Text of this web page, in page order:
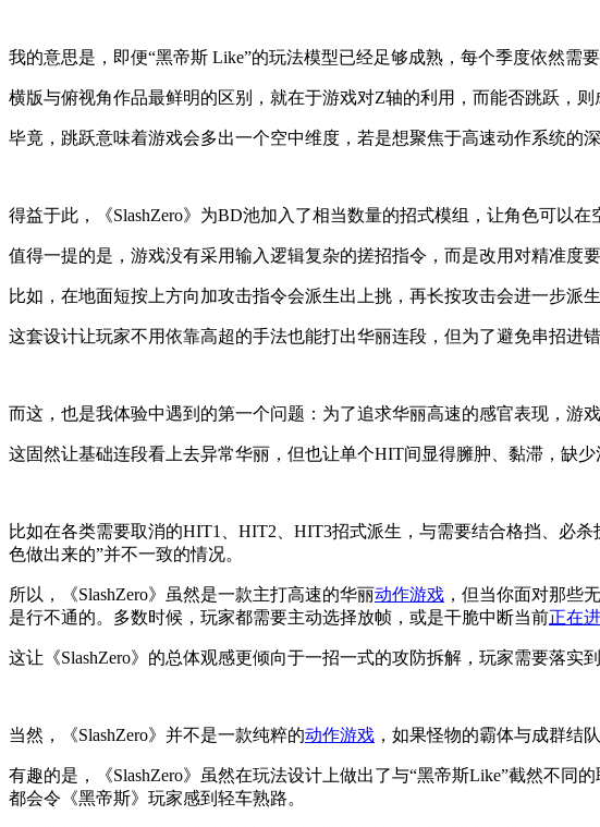
我的意思是，即便“黑帝斯 Like”的玩法模型已经足够成熟，每个季度依然需
横版与俯视角作品最鲜明的区别，就在于游戏对Z轴的利用，而能否跳跃，则
毕竟，跳跃意味着游戏会多出一个空中维度，若是想聚焦于高速动作系统的
得益于此，《SlashZero》为BD池加入了相当数量的招式模组，让角色可以
值得一提的是，游戏没有采用输入逻辑复杂的搓招指令，而是改用对精准度
比如，在地面短按上方向加攻击指令会派生出上挑，再长按攻击会进一步派
这套设计让玩家不用依靠高超的手法也能打出华丽连段，但为了避免串招进
而这，也是我体验中遇到的第一个问题：为了追求华丽高速的感官表现，游
这固然让基础连段看上去异常华丽，但也让单个HIT间显得臃肿、黏滞，缺
比如在各类需要取消的HIT1、HIT2、HIT3招式派生，与需要结合格挡、必
色做出来的”并不一致的情况。
所以，《SlashZero》虽然是一款主打高速的华丽动作游戏 ，但当你面对那些
是行不通的。多数时候，玩家都需要主动选择放帧，或是干脆中断当前正在
这让《SlashZero》的总体观感更倾向于一招一式的攻防拆解，玩家需要落
当然，《SlashZero》并不是一款纯粹的动作游戏 ，如果怪物的霸体与成群结
有趣的是，《SlashZero》虽然在玩法设计上做出了与“黑帝斯Like”截然不
都会令《黑帝斯》玩家感到轻车熟路。